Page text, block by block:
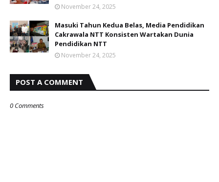
November 24, 2025
Masuki Tahun Kedua Belas, Media Pendidikan
Cakrawala NTT Konsisten Wartakan Dunia
Pendidikan NTT
November 24, 2025
POST A COMMENT
0 Comments